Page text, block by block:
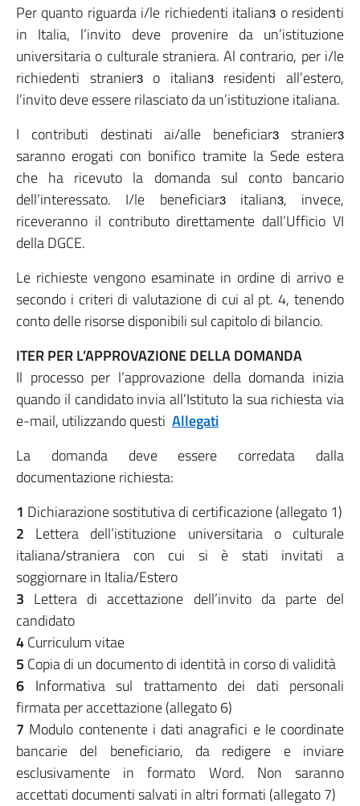
Per quanto riguarda i/le richiedenti italianɜ o residenti
in Italia, l’invito deve provenire da un’istituzione
universitaria o culturale straniera. Al contrario, per i/le
richiedenti stranierɜ o italianɜ residenti all’estero,
l’invito deve essere rilasciato da un’istituzione italiana.
I contributi destinati ai/alle beneficiarɜ stranierɜ
saranno erogati con bonifico tramite la Sede estera
che ha ricevuto la domanda sul conto bancario
dell’interessato. I/le beneficiarɜ italianɜ, invece,
riceveranno il contributo direttamente dall’Ufficio VI
della DGCE.
Le richieste vengono esaminate in ordine di arrivo e
secondo i criteri di valutazione di cui al pt. 4, tenendo
conto delle risorse disponibili sul capitolo di bilancio.
ITER PER L’APPROVAZIONE DELLA DOMANDA
Il processo per l’approvazione della domanda inizia
quando il candidato invia all’Istituto la sua richiesta via
e-mail, utilizzando questi Allegati
La domanda deve essere corredata dalla
documentazione richiesta:
1 Dichiarazione sostitutiva di certificazione (allegato 1)
2 Lettera dell’istituzione universitaria o culturale
italiana/straniera con cui si è stati invitati a
soggiornare in Italia/Estero
3 Lettera di accettazione dell’invito da parte del
candidato
4Curriculum vitae
5 Copia di un documento di identità in corso di validità
6 Informativa sul trattamento dei dati personali
firmata per accettazione (allegato 6)
7 Modulo contenente i dati anagrafici e le coordinate
bancarie del beneficiario, da redigere e inviare
esclusivamente in formato Word. Non saranno
accettati documenti salvati in altri formati (allegato 7)